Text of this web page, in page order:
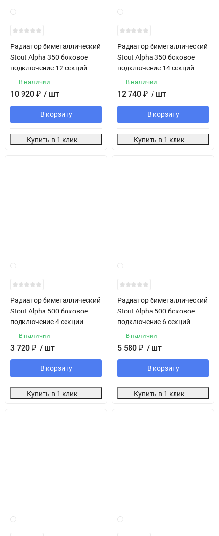
Радиатор биметаллический
Stout Alpha 350 боковое
подключение 12 секций
В наличии
10 920 ₽ / шт
В корзину
Купить в 1 клик
Радиатор биметаллический
Stout Alpha 350 боковое
подключение 14 секций
В наличии
12 740 ₽ / шт
В корзину
Купить в 1 клик
Радиатор биметаллический
Stout Alpha 500 боковое
подключение 4 секции
В наличии
3 720 ₽ / шт
В корзину
Купить в 1 клик
Радиатор биметаллический
Stout Alpha 500 боковое
подключение 6 секций
В наличии
5 580 ₽ / шт
В корзину
Купить в 1 клик